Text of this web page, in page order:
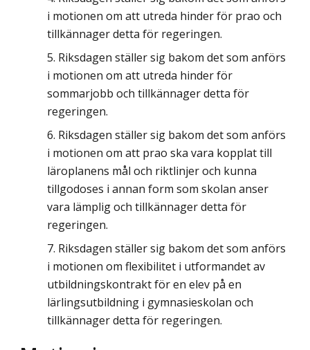
i motionen om att utreda hinder för prao och
tillkännager detta för regeringen.
Riksdagen ställer sig bakom det som anförs
i motionen om att utreda hinder för
sommarjobb och tillkännager detta för
regeringen.
Riksdagen ställer sig bakom det som anförs
i motionen om att prao ska vara kopplat till
läroplanens mål och riktlinjer och kunna
tillgodoses i annan form som skolan anser
vara lämplig och tillkännager detta för
regeringen.
Riksdagen ställer sig bakom det som anförs
i motionen om flexibilitet i utformandet av
utbildningskontrakt för en elev på en
lärlingsutbildning i gymnasieskolan och
tillkännager detta för regeringen.